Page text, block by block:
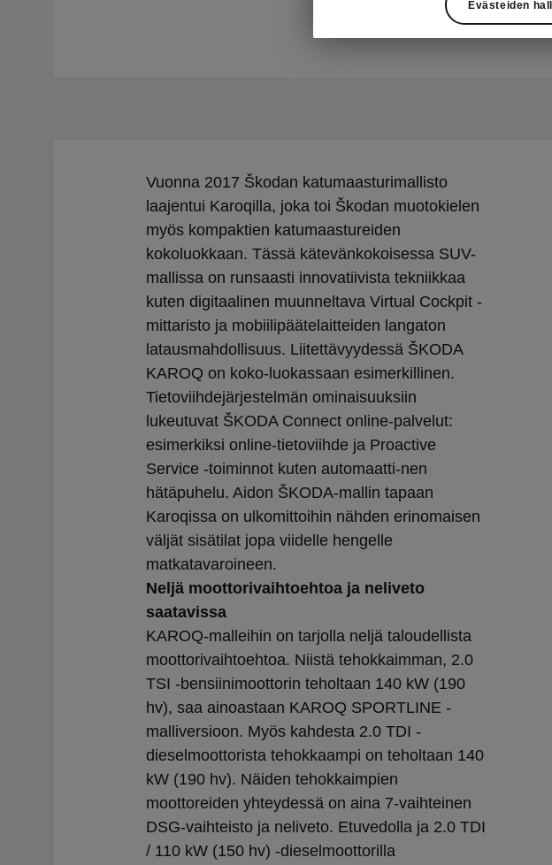
malliston tehokkain (140 kW
Vuonna 2017 Škodan katumaasturimallisto
laajentui Karoqilla, joka toi Škodan muotokielen
myös kompaktien katumaastureiden
kokoluokkaan. Tässä kätevänkokoisessa SUV-
mallissa on runsaasti innovatiivista tekniikkaa
kuten digitaalinen muunneltava Virtual Cockpit -
mittaristo ja mobiilipäätelaitteiden langaton
latausmahdollisuus. Liitettävyydessä ŠKODA
KAROQ on koko-luokassaan esimerkillinen.
Tietoviihdejärjestelmän ominaisuuksiin
lukeutuvat ŠKODA Connect online-palvelut:
esimerkiksi online-tietoviihde ja Proactive
Service -toiminnot kuten automaatti-nen
hätäpuhelu. Aidon ŠKODA-mallin tapaan
Karoqissa on ulkomittoihin nähden erinomaisen
väljät sisätilat jopa viidelle hengelle
matkatavaroineen.
Neljä moottorivaihtoehtoa ja neliveto
saatavissa
KAROQ-malleihin on tarjolla neljä taloudellista
moottorivaihtoehtoa. Niistä tehokkaimman, 2.0
TSI -bensiinimoottorin teholtaan 140 kW (190
hv), saa ainoastaan KAROQ SPORTLINE -
malliversioon. Myös kahdesta 2.0 TDI -
dieselmoottorista tehokkaampi on teholtaan 140
kW (190 hv). Näiden tehokkaimpien
moottoreiden yhteydessä on aina 7-vaihteinen
DSG-vaihteisto ja neliveto. Etuvedolla ja 2.0 TDI
/ 110 kW (150 hv) -dieselmoottorilla
Evästeiden